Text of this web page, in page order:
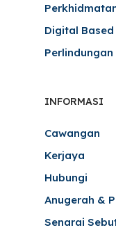
Digital
INFORMASI
Cawangan
Kerjaya
Hubungi
Anugerah &
Senarai